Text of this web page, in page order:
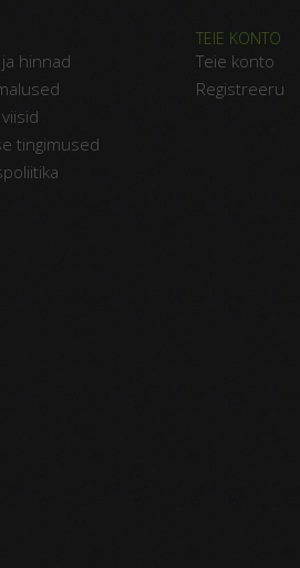
hinnad
tingimused
TEIE KONTO
Teie konto
Registreeru